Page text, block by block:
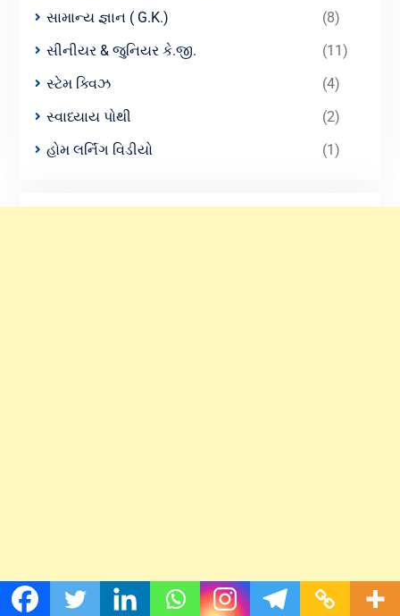
સામાન્ય જ્ઞાન ( G.K.)
(8)
સીનીયર & જુનિયર કે.જી.
(11)
સ્ટેમ ક્વિઝ
(4)
સ્વાધ્યાય પોથી
(2)
હોમ લર્નિંગ વિડીયો
(1)